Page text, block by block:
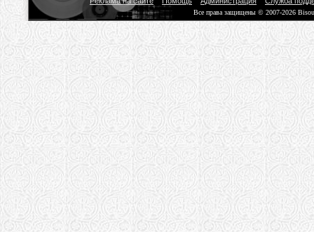
Все права защищены © 2007-2026